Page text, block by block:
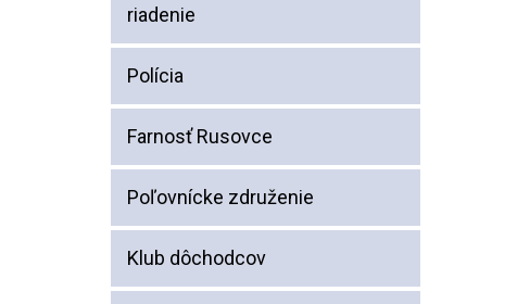
riadenie
Polícia
Farnosť Rusovce
Poľovnícke združenie
Klub dôchodcov